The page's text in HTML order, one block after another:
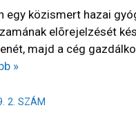
egy közismert hazai
elõrejelzését
majd a cég
»
2. SZÁM